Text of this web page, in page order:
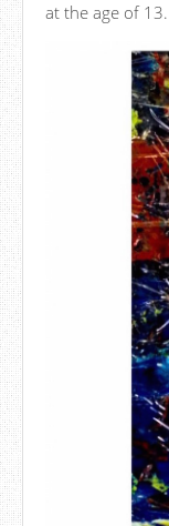
at the age of 13.